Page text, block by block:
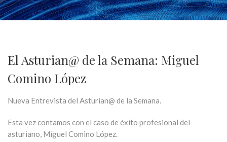
El Asturian@ de la Semana: Miguel
Comino López
Nueva Entrevista del Asturian@ de la Semana.
Esta vez contamos con el caso de éxito profesional del
asturiano, Miguel Comino López.